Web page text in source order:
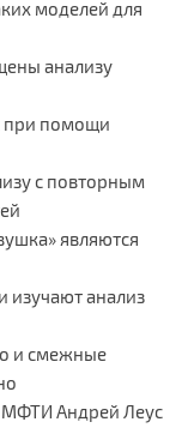
моделей для
анализу
при помощи
с повторным
являются
изучают анализ
и смежные
МФТИ Андрей Леус